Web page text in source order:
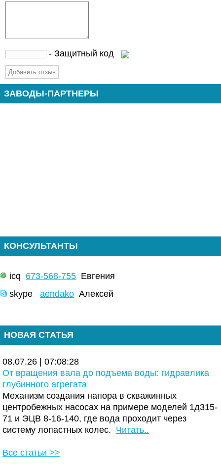
- Защитный код
ЗАВОДЫ-ПАРТНЕРЫ
КОНСУЛЬТАНТЫ
icq 673-568-755 Евгения
skype aendako Алексей
НОВАЯ СТАТЬЯ
08.07.26 | 07:08:28
От вращения вала до подъема воды: гидравлика
глубинного агрегата
Механизм создания напора в скважинных
центробежных насосах на примере моделей 1д315-
71 и ЭЦВ 8-16-140, где вода проходит через
систему лопастных колес. Читать..
Все статьи >>